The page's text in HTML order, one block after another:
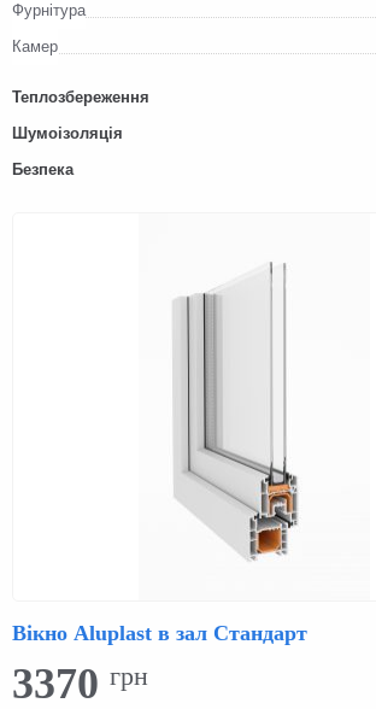
Фурнітура
Камер
Теплозбереження
Шумоізоляція
Безпека
Вікно Aluplast в зал Стандарт
3370 грн